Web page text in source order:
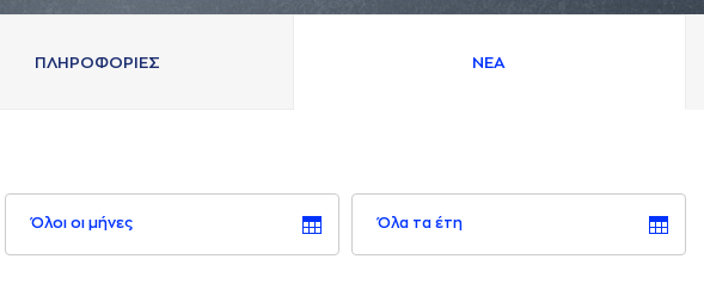
ΠΛΗΡΟΦΟΡΙΕΣ ΝΕA
Όλοι οι μήνες Όλα τα έτη